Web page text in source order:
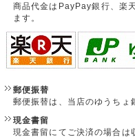
商品代金はPayPay銀行、楽
ます。
郵便振替
郵便振替は、当店のゆうちょ
現金書留
現金書留にてご決済の場合は